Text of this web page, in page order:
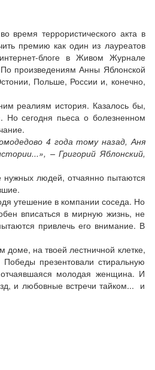
время террористического акта в
премию как один из лауреатов
блоге в Живом Журнале
произведениям Анны Яблонской
Польше, России и, конечно,
реалиям история. Казалось бы,
сегодня пьеса о болезненном
4 года тому назад, Аня
– Григорий Яблонский,
людей, отчаянно пытаются
утешение в компании соседа. Но
вписаться в мирную жизнь, не
привлечь его внимание. В
доме, на твоей лестничной клетке,
презентовали стиральную
молодая женщина. И
и любовные встречи тайком... и